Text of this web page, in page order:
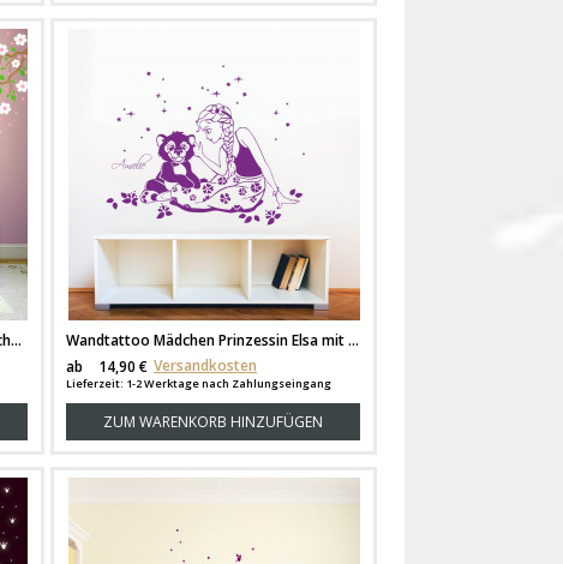
Wandtattoo Kirschbaum mit Eulen Kirschblüten Feen Spruch träum süß und Wunschname vierfarbig M1017
Wandtattoo Mädchen Prinzessin Elsa mit Bär Bruno Wunschname M1633
ab
14,90 € Versandkosten
Lieferzeit: 1-2 Werktage nach Zahlungseingang
ZUM WARENKORB HINZUFÜGEN